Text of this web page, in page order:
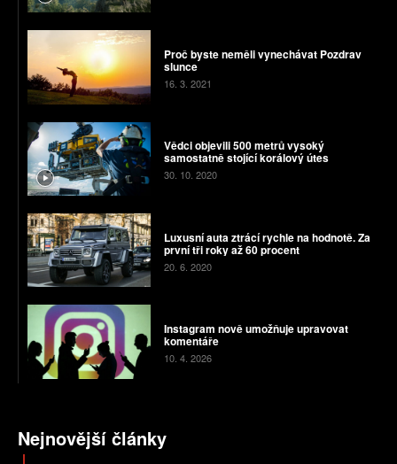
Proč byste neměli vynechávat Pozdrav
slunce
16. 3. 2021
Vědci objevili 500 metrů vysoký
samostatně stojící korálový útes
30. 10. 2020
Luxusní auta ztrácí rychle na hodnotě. Za
první tři roky až 60 procent
20. 6. 2020
Instagram nově umožňuje upravovat
komentáře
10. 4. 2026
Nejnovější články